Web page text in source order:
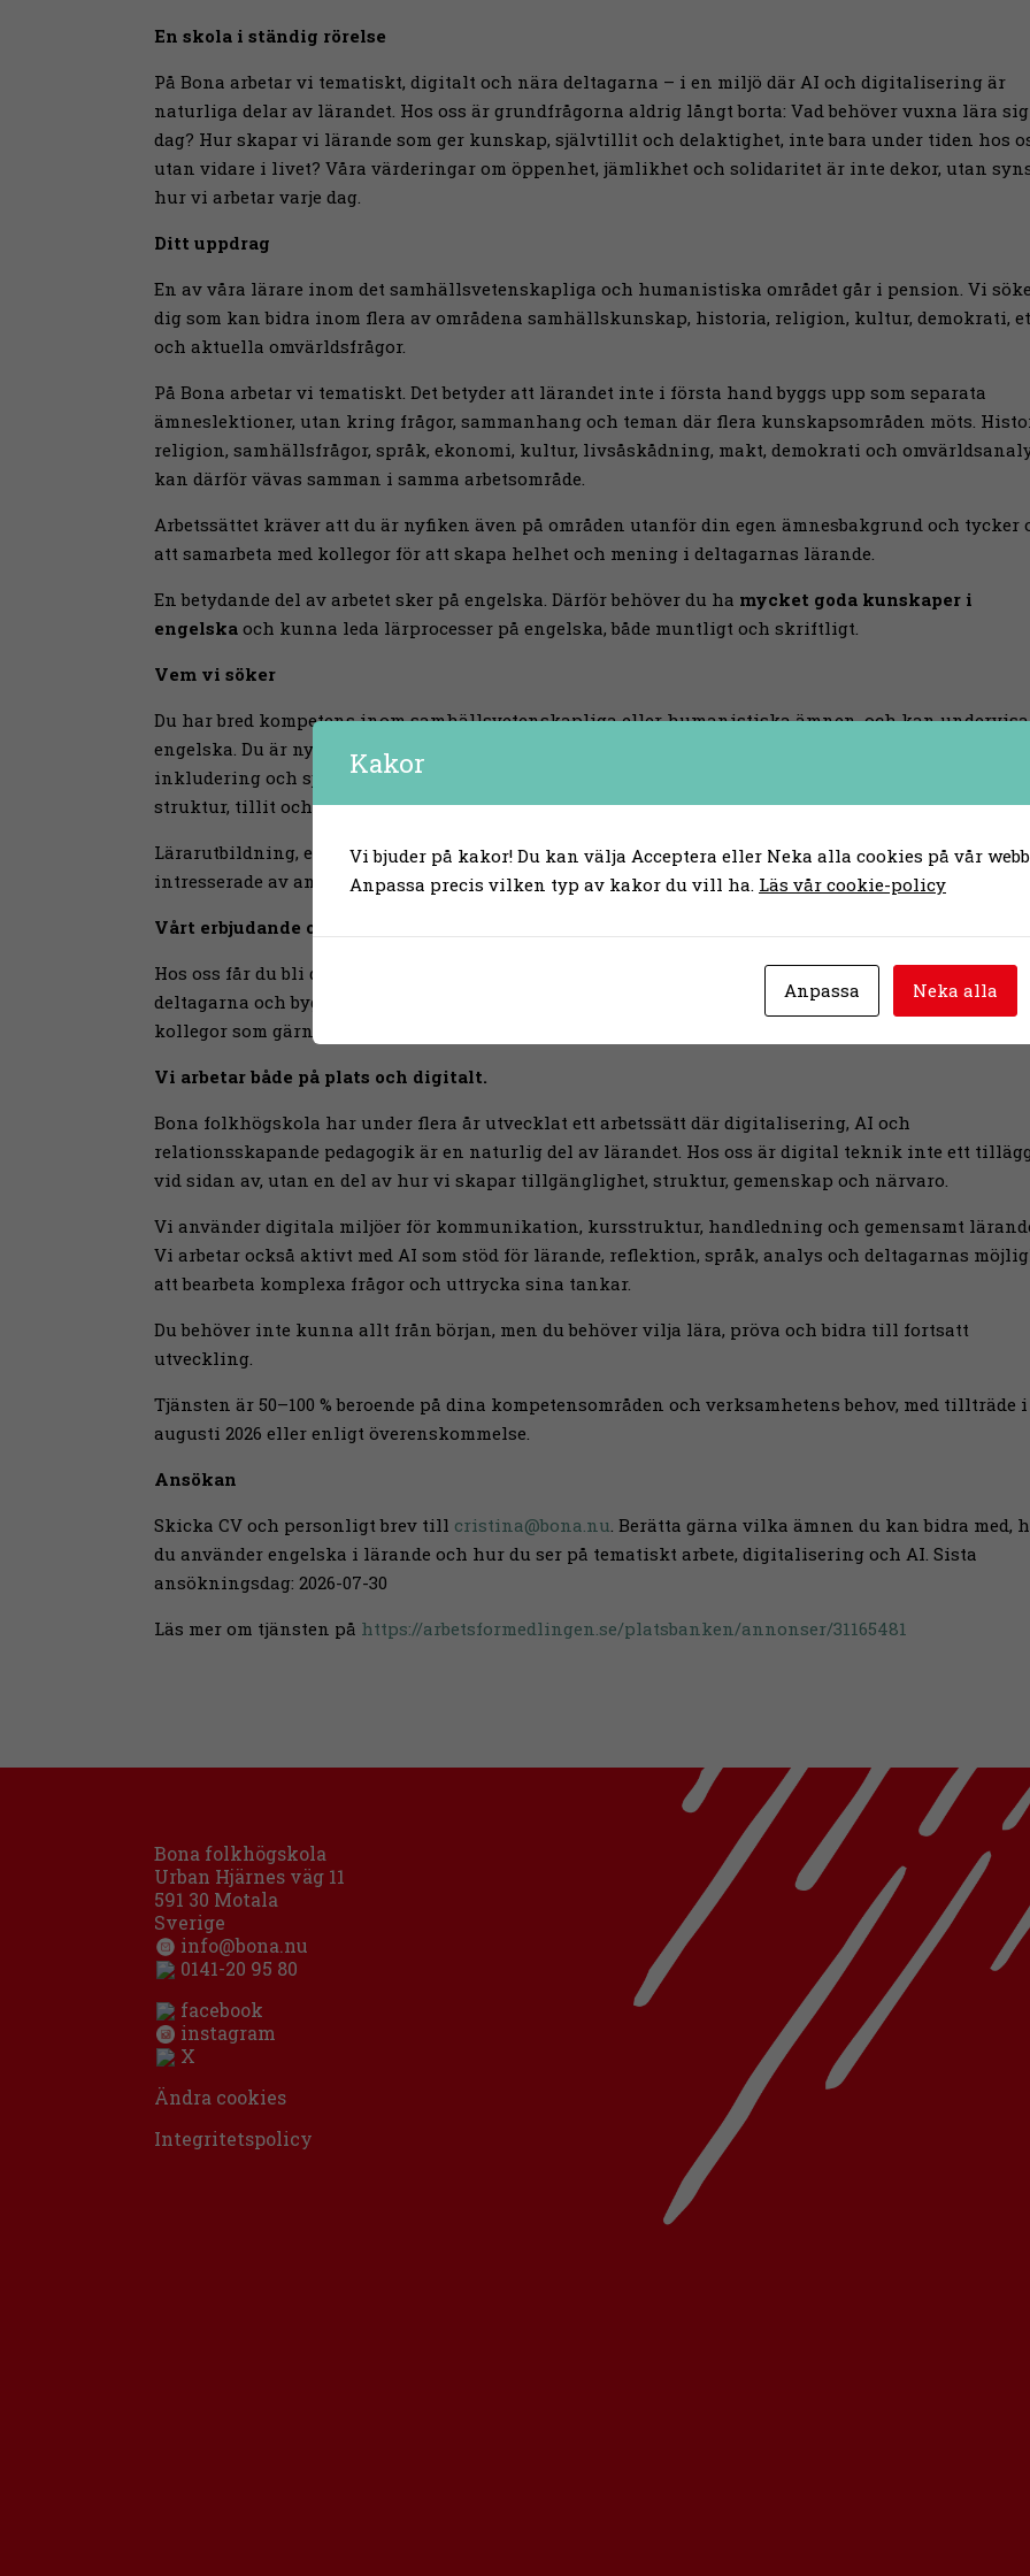
En skola i ständig rörelse
På Bona arbetar vi tematiskt, digitalt och nära deltagarna – i en miljö där AI och digitalisering är
naturliga delar av lärandet. Hos oss är grundfrågorna aldrig långt borta: Vad behöver vuxna lära
dag? Hur skapar vi lärande som ger kunskap, självtillit och delaktighet, inte bara under tiden hos
utan vidare i livet? Våra värderingar om öppenhet, jämlikhet och solidaritet är inte dekor, utan
hur vi arbetar varje dag.
Ditt uppdrag
En av våra lärare inom det samhällsvetenskapliga och humanistiska området går i pension. Vi
dig som kan bidra inom flera av områdena samhällskunskap, historia, religion, kultur, demokrati,
och aktuella omvärldsfrågor.
På Bona arbetar vi tematiskt. Det betyder att lärandet inte i första hand byggs upp som separata
ämneslektioner, utan kring frågor, sammanhang och teman där flera kunskapsområden möts.
religion, samhällsfrågor, språk, ekonomi, kultur, livsåskådning, makt, demokrati och
kan därför vävas samman i samma arbetsområde.
Arbetssättet kräver att du är nyfiken även på områden utanför din egen ämnesbakgrund och tycker
att samarbeta med kollegor för att skapa helhet och mening i deltagarnas lärande.
En betydande del av arbetet sker på engelska. Därför behöver du ha mycket goda kunskaper i
engelska och kunna leda lärprocesser på engelska, både muntligt och skriftligt.
Vem vi söker
Du har bred kompetens inom samhällsvetenskapliga eller humanistiska ämnen, och kan
engelska. Du är nyfiken på tematiskt arbete, ser digitalisering och AI som möjliga verktyg för
inkludering och självständighet, och trivs i mötet med unga vuxna och vuxna deltagare. Du kan
struktur, tillit och tydlighet i lärprocesser.
Lärarutbildning, erfarenhet från folkhögskola eller vuxenutbildning är meriterande. Men vi är
intresserade av annan relevant erfarenhet.
Vårt erbjudande och arbetssätt
Hos oss får du bli del av en engagerad folkhögskola med stark utvecklingsvilja. Vi arbetar nära
deltagarna och bygger utbildning där kunskap, självbild och framtidstro hänger samman. Du får
kollegor som gärna tänker tillsammans, prövar nytt och tar ansvar för helheten.
Vi arbetar både på plats och digitalt.
Bona folkhögskola har under flera år utvecklat ett arbetssätt där digitalisering, AI och
relationsskapande pedagogik är en naturlig del av lärandet. Hos oss är digital teknik inte ett
vid sidan av, utan en del av hur vi skapar tillgänglighet, struktur, gemenskap och närvaro.
Vi använder digitala miljöer för kommunikation, kursstruktur, handledning och gemensamt
Vi arbetar också aktivt med AI som stöd för lärande, reflektion, språk, analys och deltagarnas
att bearbeta komplexa frågor och uttrycka sina tankar.
Du behöver inte kunna allt från början, men du behöver vilja lära, pröva och bidra till fortsatt
utveckling.
Tjänsten är 50–100 % beroende på dina kompetensområden och verksamhetens behov, med tillträde i
augusti 2026 eller enligt överenskommelse.
Ansökan
Skicka CV och personligt brev till cristina@bona.nu. Berätta gärna vilka ämnen du kan bidra med,
du använder engelska i lärande och hur du ser på tematiskt arbete, digitalisering och AI. Sista
ansökningsdag: 2026-07-30
Läs mer om tjänsten på https://arbetsformedlingen.se/platsbanken/annonser/31165481
Bona folkhögskola
Urban Hjärnes väg 11
591 30 Motala
Sverige
info@bona.nu
0141-20 95 80
facebook
instagram
X
Ändra cookies
Integritetspolicy
Kakor
Vi bjuder på kakor! Du kan välja Acceptera eller Neka alla cookies på vår
Anpassa precis vilken typ av kakor du vill ha. Läs vår cookie-policy
Anpassa Neka alla